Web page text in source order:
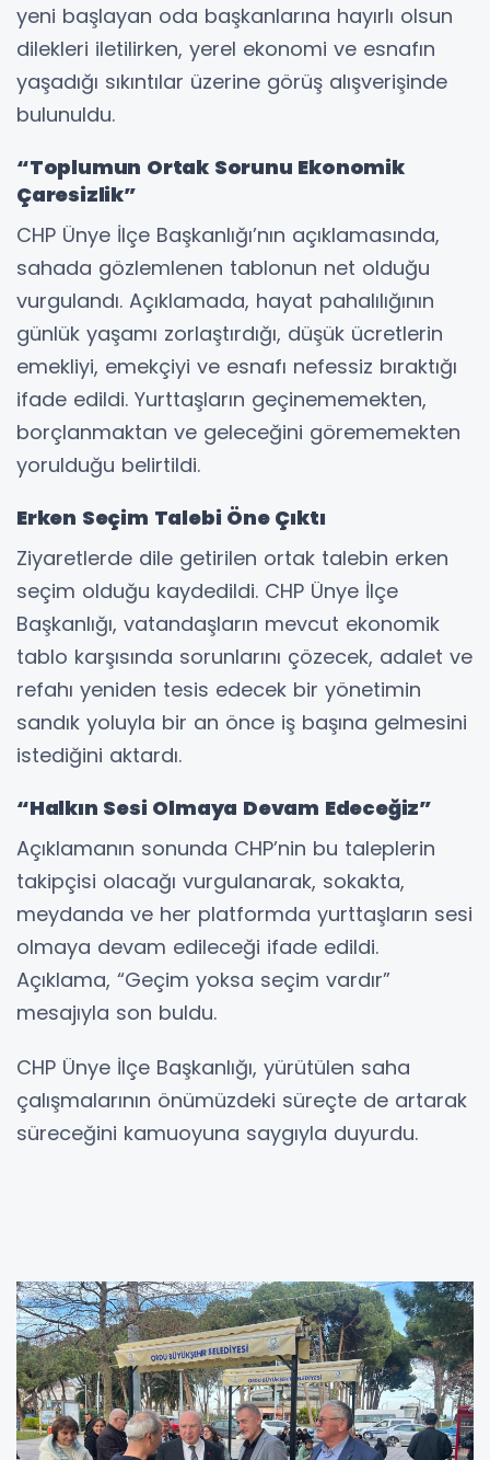
yeni başlayan oda başkanlarına hayırlı olsun
dilekleri iletilirken, yerel ekonomi ve esnafın
yaşadığı sıkıntılar üzerine görüş alışverişinde
bulunuldu.
“Toplumun Ortak Sorunu Ekonomik
Çaresizlik”
CHP Ünye İlçe Başkanlığı’nın açıklamasında,
sahada gözlemlenen tablonun net olduğu
vurgulandı. Açıklamada, hayat pahalılığının
günlük yaşamı zorlaştırdığı, düşük ücretlerin
emekliyi, emekçiyi ve esnafı nefessiz bıraktığı
ifade edildi. Yurttaşların geçinememekten,
borçlanmaktan ve geleceğini görememekten
yorulduğu belirtildi.
Erken Seçim Talebi Öne Çıktı
Ziyaretlerde dile getirilen ortak talebin erken
seçim olduğu kaydedildi. CHP Ünye İlçe
Başkanlığı, vatandaşların mevcut ekonomik
tablo karşısında sorunlarını çözecek, adalet ve
refahı yeniden tesis edecek bir yönetimin
sandık yoluyla bir an önce iş başına gelmesini
istediğini aktardı.
“Halkın Sesi Olmaya Devam Edeceğiz”
Açıklamanın sonunda CHP’nin bu taleplerin
takipçisi olacağı vurgulanarak, sokakta,
meydanda ve her platformda yurttaşların sesi
olmaya devam edileceği ifade edildi.
Açıklama, “Geçim yoksa seçim vardır”
mesajıyla son buldu.
CHP Ünye İlçe Başkanlığı, yürütülen saha
çalışmalarının önümüzdeki süreçte de artarak
süreceğini kamuoyuna saygıyla duyurdu.